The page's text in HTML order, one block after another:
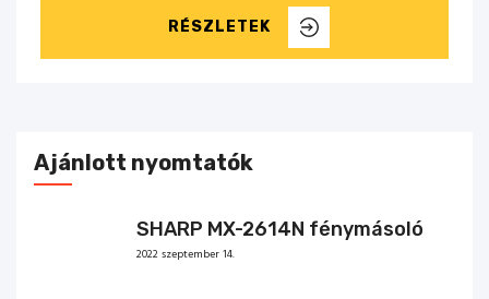
RÉSZLETEK
Ajánlott nyomtatók
SHARP MX-2614N fénymásoló
2022 szeptember 14.